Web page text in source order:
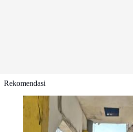
Rekomendasi